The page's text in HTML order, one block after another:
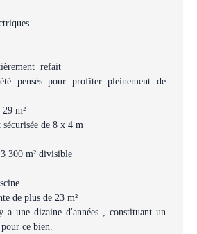
refait
pensés pour profiter pleinement de
29 m²
de 8 x 4 m
300 m² divisible
de plus de 23 m²
une dizaine d'années , constituant un
ce bien.